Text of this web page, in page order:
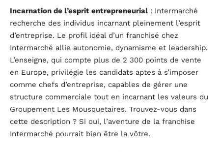
Incarnation de l’esprit entrepreneurial : Intermarché
recherche des individus incarnant pleinement l’esprit
d’entreprise. Le profil idéal d’un franchisé chez
Intermarché allie autonomie, dynamisme et leadership.
L’enseigne, qui compte plus de 2 300 points de vente
en Europe, privilégie les candidats aptes à s’imposer
comme chefs d’entreprise, capables de gérer une
structure commerciale tout en incarnant les valeurs du
Groupement Les Mousquetaires. Trouvez-vous dans
cette description ? Si oui, l’aventure de la franchise
Intermarché pourrait bien être la vôtre.